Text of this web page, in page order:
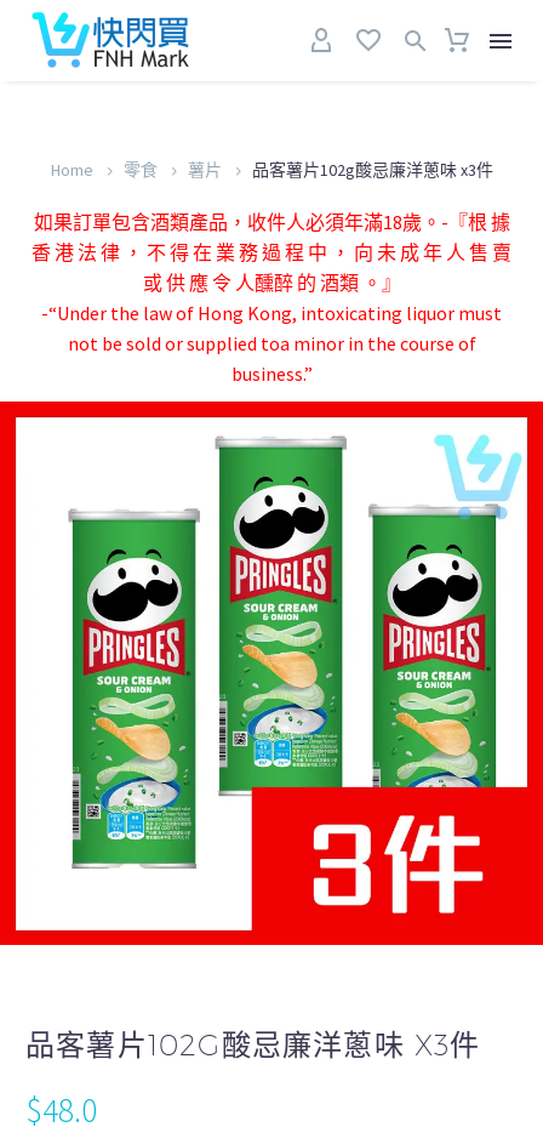
Home 零食 薯片 品客薯片102g酸忌廉洋蔥味 x3件
如果訂單包含酒類產品，收件人必須年滿18歲。-『根 據
香 港 法 律 ， 不 得 在 業 務 過 程 中 ， 向 未 成 年 人 售 賣
或 供 應 令 人醺醉 的 酒類 。』
-“Under the law of Hong Kong, intoxicating liquor must
not be sold or supplied toa minor in the course of
business.”
品客薯片102G酸忌廉洋蔥味 X3件
$48.0